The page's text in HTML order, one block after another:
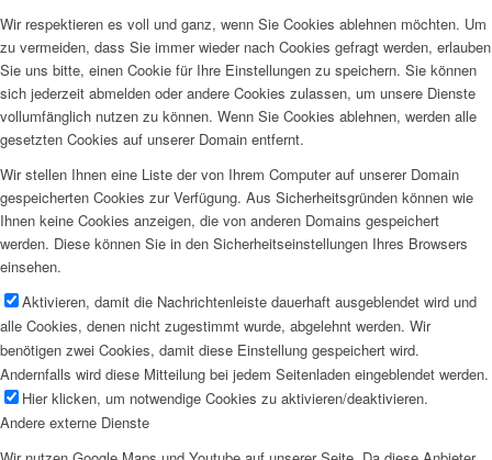
Wir respektieren es voll und ganz, wenn Sie Cookies ablehnen möchten. Um
zu vermeiden, dass Sie immer wieder nach Cookies gefragt werden, erlauben
Sie uns bitte, einen Cookie für Ihre Einstellungen zu speichern. Sie können
sich jederzeit abmelden oder andere Cookies zulassen, um unsere Dienste
vollumfänglich nutzen zu können. Wenn Sie Cookies ablehnen, werden alle
gesetzten Cookies auf unserer Domain entfernt.
Wir stellen Ihnen eine Liste der von Ihrem Computer auf unserer Domain
gespeicherten Cookies zur Verfügung. Aus Sicherheitsgründen können wie
Ihnen keine Cookies anzeigen, die von anderen Domains gespeichert
werden. Diese können Sie in den Sicherheitseinstellungen Ihres Browsers
einsehen.
Aktivieren, damit die Nachrichtenleiste dauerhaft ausgeblendet wird und
alle Cookies, denen nicht zugestimmt wurde, abgelehnt werden. Wir
benötigen zwei Cookies, damit diese Einstellung gespeichert wird.
Andernfalls wird diese Mitteilung bei jedem Seitenladen eingeblendet werden.
Hier klicken, um notwendige Cookies zu aktivieren/deaktivieren.
Andere externe Dienste